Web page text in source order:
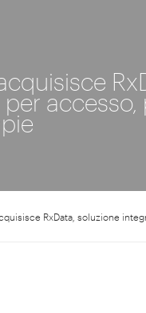
accesso,
RxData, soluzione